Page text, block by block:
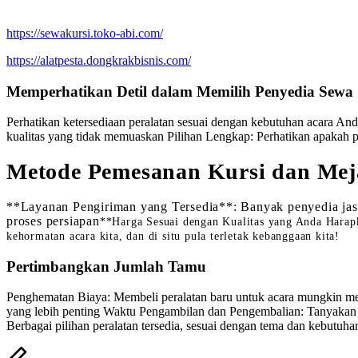
https://sewakursi.toko-abi.com/
https://alatpesta.dongkrakbisnis.com/
Memperhatikan Detil dalam Memilih Penyedia Sewa
Perhatikan ketersediaan peralatan sesuai dengan kebutuhan acara
kualitas yang tidak memuaskan Pilihan Lengkap: Perhatikan apakah
Metode Pemesanan Kursi dan
**Layanan Pengiriman yang Tersedia**: Banyak penyedia
proses persiapan**Harga Sesuai dengan Kualitas yang Anda
kehormatan acara kita, dan di situ pula terletak kebanggaan kita!
Pertimbangkan Jumlah Tamu
Penghematan Biaya: Membeli peralatan baru untuk acara mungkin
yang lebih penting Waktu Pengambilan dan Pengembalian:
Berbagai pilihan peralatan tersedia, sesuai dengan tema dan